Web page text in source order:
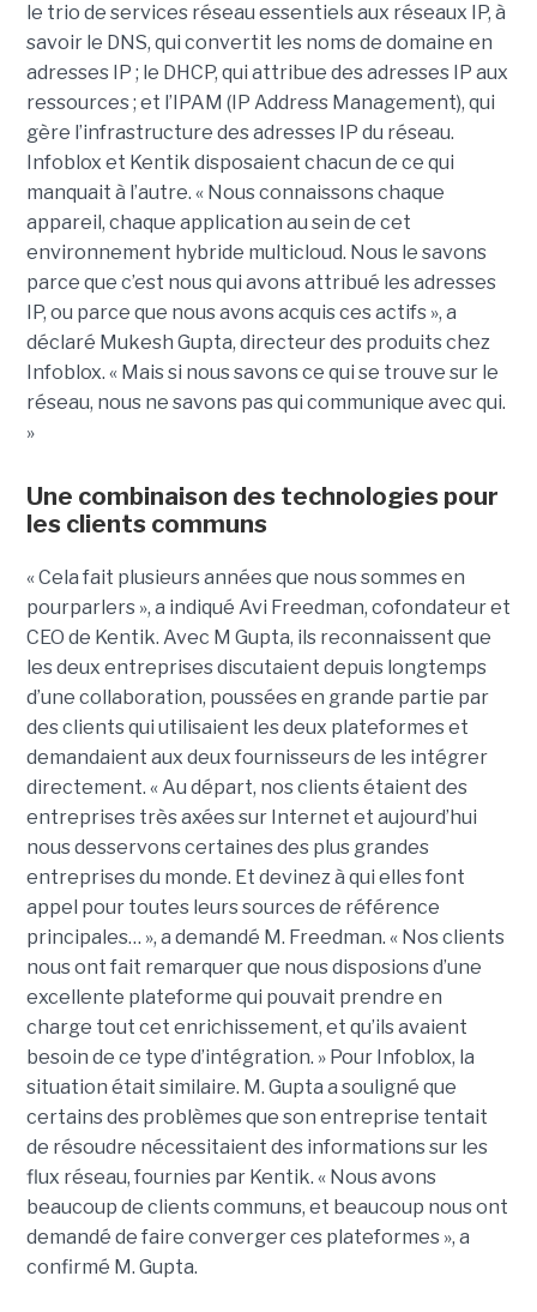
le trio de services réseau essentiels aux réseaux IP, à
savoir le DNS, qui convertit les noms de domaine en
adresses IP ; le DHCP, qui attribue des adresses IP aux
ressources ; et l’IPAM (IP Address Management), qui
gère l’infrastructure des adresses IP du réseau.
Infoblox et Kentik disposaient chacun de ce qui
manquait à l’autre. « Nous connaissons chaque
appareil, chaque application au sein de cet
environnement hybride multicloud. Nous le savons
parce que c’est nous qui avons attribué les adresses
IP, ou parce que nous avons acquis ces actifs », a
déclaré Mukesh Gupta, directeur des produits chez
Infoblox. « Mais si nous savons ce qui se trouve sur le
réseau, nous ne savons pas qui communique avec qui.
»
Une combinaison des technologies pour
les clients communs
« Cela fait plusieurs années que nous sommes en
pourparlers », a indiqué Avi Freedman, cofondateur et
CEO de Kentik. Avec M Gupta, ils reconnaissent que
les deux entreprises discutaient depuis longtemps
d’une collaboration, poussées en grande partie par
des clients qui utilisaient les deux plateformes et
demandaient aux deux fournisseurs de les intégrer
directement. « Au départ, nos clients étaient des
entreprises très axées sur Internet et aujourd’hui
nous desservons certaines des plus grandes
entreprises du monde. Et devinez à qui elles font
appel pour toutes leurs sources de référence
principales… », a demandé M. Freedman. « Nos clients
nous ont fait remarquer que nous disposions d’une
excellente plateforme qui pouvait prendre en
charge tout cet enrichissement, et qu’ils avaient
besoin de ce type d’intégration. » Pour Infoblox, la
situation était similaire. M. Gupta a souligné que
certains des problèmes que son entreprise tentait
de résoudre nécessitaient des informations sur les
flux réseau, fournies par Kentik. « Nous avons
beaucoup de clients communs, et beaucoup nous ont
demandé de faire converger ces plateformes », a
confirmé M. Gupta.